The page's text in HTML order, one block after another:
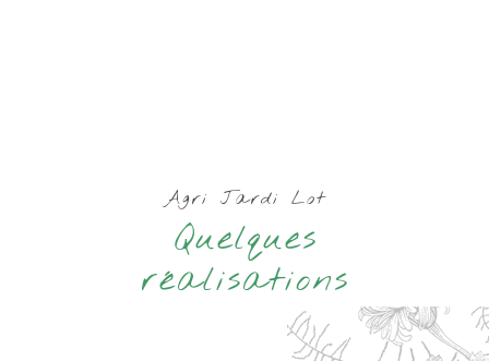
Agri Jardi Lot
Quelques
réalisations